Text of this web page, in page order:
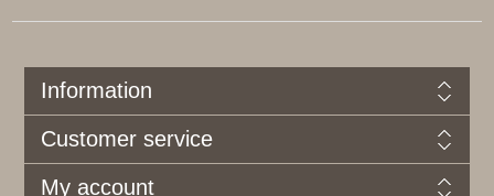
Information
Customer service
My account